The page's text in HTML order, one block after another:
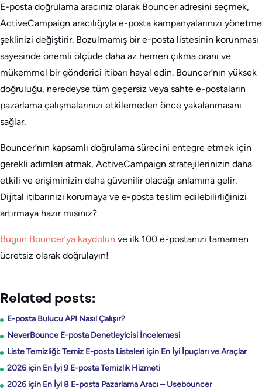
E-posta doğrulama aracınız olarak Bouncer adresini seçmek,
ActiveCampaign aracılığıyla e-posta kampanyalarınızı yönetme
şeklinizi değiştirir. Bozulmamış bir e-posta listesinin korunması
sayesinde önemli ölçüde daha az hemen çıkma oranı ve
mükemmel bir gönderici itibarı hayal edin. Bouncer’nın yüksek
doğruluğu, neredeyse tüm geçersiz veya sahte e-postaların
pazarlama çalışmalarınızı etkilemeden önce yakalanmasını
sağlar.
Bouncer’nın kapsamlı doğrulama sürecini entegre etmek için
gerekli adımları atmak, ActiveCampaign stratejilerinizin daha
etkili ve erişiminizin daha güvenilir olacağı anlamına gelir.
Dijital itibarınızı korumaya ve e-posta teslim edilebilirliğinizi
artırmaya hazır mısınız?
Bugün Bouncer’ya kaydolun ve ilk 100 e-postanızı tamamen
ücretsiz olarak doğrulayın!
Related posts:
E-posta Bulucu API Nasıl Çalışır?
NeverBounce E-posta Denetleyicisi İncelemesi
Liste Temizliği: Temiz E-posta Listeleri için En İyi İpuçları ve Araçlar
2026 için En İyi 9 E-posta Temizlik Hizmeti
2026 için En İyi 8 E-posta Pazarlama Aracı – Usebouncer